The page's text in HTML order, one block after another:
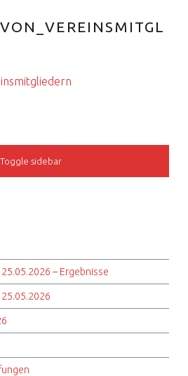
Toggle sidebar
– Ergebnisse